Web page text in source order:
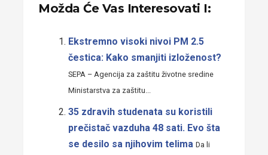
Možda Će Vas Interesovati I:
Ekstremno visoki nivoi PM 2.5
čestica: Kako smanjiti izloženost?
SEPA – Agencija za zaštitu životne sredine
Ministarstva za zaštitu...
35 zdravih studenata su koristili
prečistač vazduha 48 sati. Evo šta
se desilo sa njihovim telima Da li